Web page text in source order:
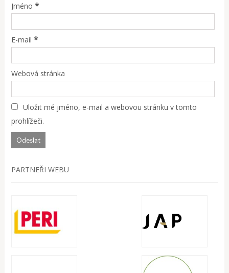
Jméno *
E-mail *
Webová stránka
Uložit mé jméno, e-mail a webovou stránku v tomto
prohlížeči.
PARTNEŘI WEBU